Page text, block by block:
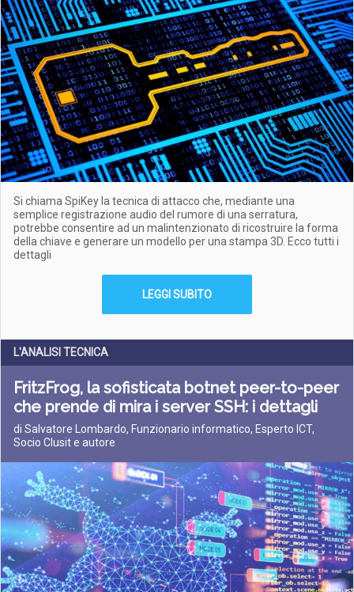
Si chiama SpiKey la tecnica di attacco che, mediante una
semplice registrazione audio del rumore di una serratura,
potrebbe consentire ad un malintenzionato di ricostruire la forma
della chiave e generare un modello per una stampa 3D. Ecco tutti i
dettagli
LEGGI SUBITO
L'ANALISI TECNICA
FritzFrog, la sofisticata botnet peer-to-peer
che prende di mira i server SSH: i dettagli
di Salvatore Lombardo, Funzionario informatico, Esperto ICT,
Socio Clusit e autore